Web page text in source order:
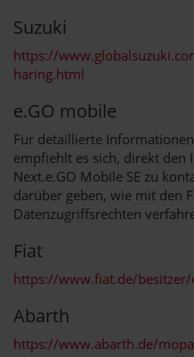
Suzuki
https://
haring.html
e.GO mobile
Für detaillierte
empfiehlt es sich, direkt den
Next.e.GO Mobile SE zu
darüber geben, wie mit den
Datenzugriffsrechten
Fiat
https://www.fiat.de/besitzer/
Abarth
https://www.abarth.de/